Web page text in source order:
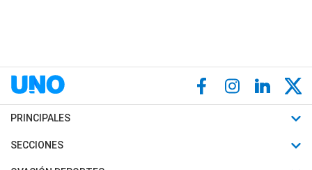
PRINCIPALES
Últimas Noticias
Política
SECCIONES